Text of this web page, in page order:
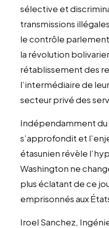
sélective et
transmissions
le contrôle
la révolution
rétablissement des
l’intermédiaire de
secteur privé des
Indépendamment du
s’approfondit et
étasunien révèle
Washington ne
plus éclatant de ce
emprisonnés aux
Iroel Sanchez,